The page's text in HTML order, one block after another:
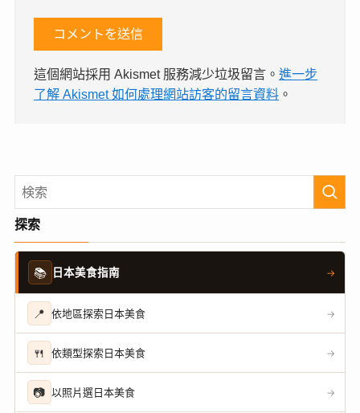
這個網站採用 Akismet 服務減少垃圾留言。進一步
了解 Akismet 如何處理網站訪客的留言資料 。
探索
📚 日本美食指南 →
📍 依地區探索日本美食 →
🍴 依類型探索日本美食 →
📷 以照片選日本美食 →